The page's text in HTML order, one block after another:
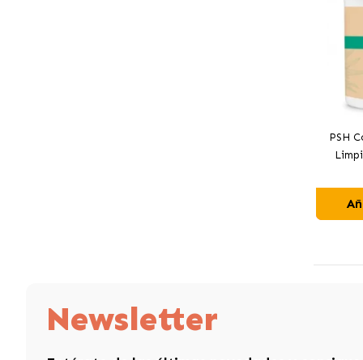
PSH
Newsletter